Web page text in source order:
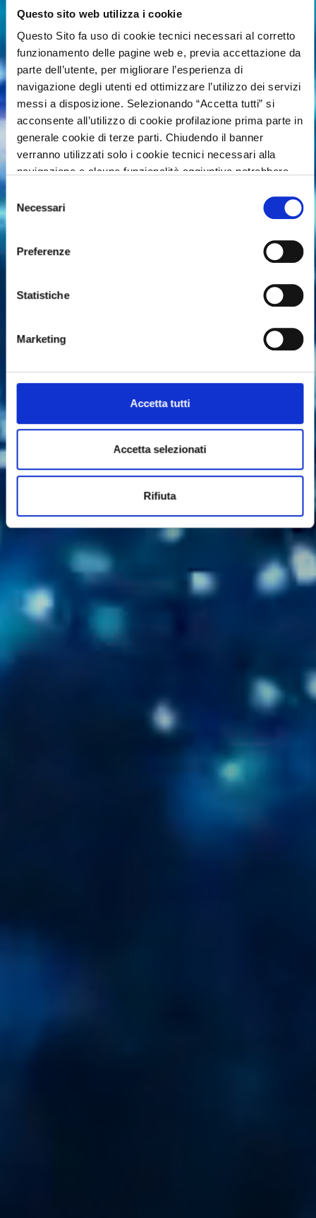
Questo sito web utilizza i cookie
Questo Sito fa uso di cookie tecnici necessari al corretto
funzionamento delle pagine web e, previa accettazione da
parte dell’utente, per migliorare l’esperienza di
navigazione degli utenti ed ottimizzare l’utilizzo dei servizi
messi a disposizione. Selezionando “Accetta tutti” si
acconsente all’utilizzo di cookie profilazione prima parte in
generale cookie di terze parti. Chiudendo il banner
verranno utilizzati solo i cookie tecnici necessari alla
navigazione e alcune funzionalità aggiuntive potrebbero
Per conoscere i dettagli, consulta la nostra cookie policy.
https://www.openinnovation.regione.lombardia.it/it/
https://www.openinnovation.regione.lombardia.it/it/
del
consenso
Necessari
Preferenze
Statistiche
Marketing
Accetta tutti
Accetta selezionati
Rifiuta
PREMIO INTERNAZIONALE
"LOMBARDIA È RICERCA"
Edizione 2026
Medicina predittiva
basata su
intelligenza
artificiale e big data